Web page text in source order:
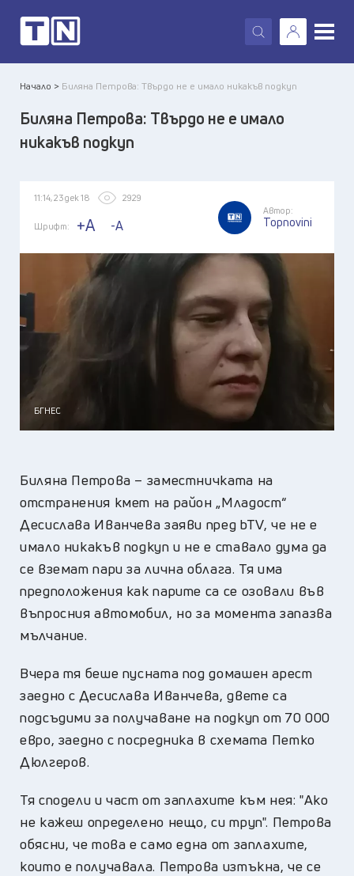
X
Начало > Биляна Петрова: Твърдо не е имало никакъв подкуп
Биляна Петрова: Твърдо не е имало
никакъв подкуп
11:14, 23 дек 18 2929
Шрифт: +A -A
Автор:
Topnovini
БГНЕС
Биляна Петрова – заместничката на
отстранения кмет на район „Младост“
Десислава Иванчева заяви пред bTV, че не е
имало никакъв подкуп и не е ставало дума да
се вземат пари за лична облага. Тя има
предположения как парите са се озовали във
въпросния автомобил, но за момента запазва
мълчание.
Вчера тя беше пусната под домашен арест
заедно с Десислава Иванчева, двете са
подсъдими за получаване на подкуп от 70 000
евро, заедно с посредника в схемата Петко
Дюлгеров.
Тя сподели и част от заплахите към нея: "Ако
не кажеш определено нещо, си труп". Петрова
обясни, че това е само една от заплахите,
които е получавала. Петрова изтъкна, че се